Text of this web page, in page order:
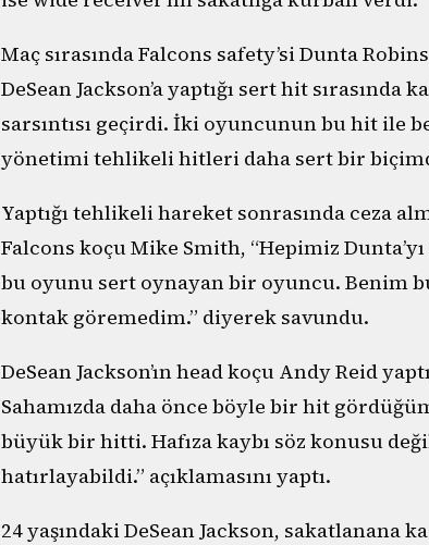
Maç sırasında Falcons safety’si Dunta
DeSean Jackson’a yaptığı sert hit
sarsıntısı geçirdi. İki oyuncunun bu hit ile
yönetimi tehlikeli hitleri daha sert bir
Yaptığı tehlikeli hareket sonrasında ceza
Falcons koçu Mike Smith, “Hepimiz
bu oyunu sert oynayan bir oyuncu. Benim
kontak göremedim.” diyerek savundu.
DeSean Jackson’ın head koçu Andy Reid
Sahamızda daha önce böyle bir hit
büyük bir hitti. Hafıza kaybı söz konusu
hatırlayabildi.” açıklamasını yaptı.
24 yaşındaki DeSean Jackson, sakatlanana